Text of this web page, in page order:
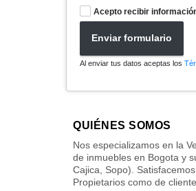
Acepto recibir
Enviar formulario
Al enviar tus datos aceptas los
QUIÉNES SOMOS
Nos especializamos en la
de inmuebles en Bogota y
Cajica, Sopo).
Propietarios como de